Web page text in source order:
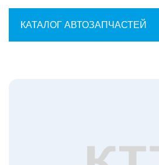
КАТАЛОГ АВТОЗАПЧАСТЕЙ